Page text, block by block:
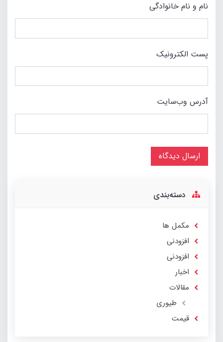
نام و نام خانوادگی
پست الکترونیک
آدرس وب‌سایت
ارسال دیدگاه
دسته‌بندی
مکمل ها
افزودنی
افزودنی
اخبار
مقالات
طیوری
قیمت